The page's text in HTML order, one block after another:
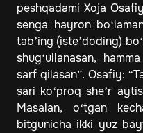
peshqadami Xoja
senga hayron
tab’ing (iste’doding)
shug‘ullanasan,
sarf qilasan”. Osafiy:
sari ko‘proq she’r
Masalan, o‘tgan
bitgunicha ikki yuz